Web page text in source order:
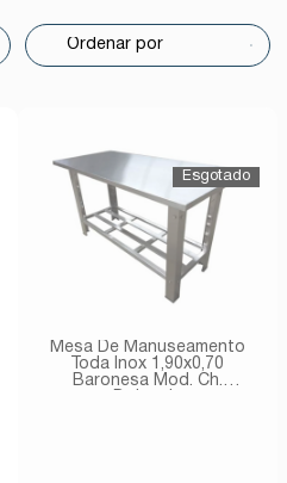
Mesa De Manuseamento
Toda Inox 1,90x0,70
Baronesa Mod. Ch.